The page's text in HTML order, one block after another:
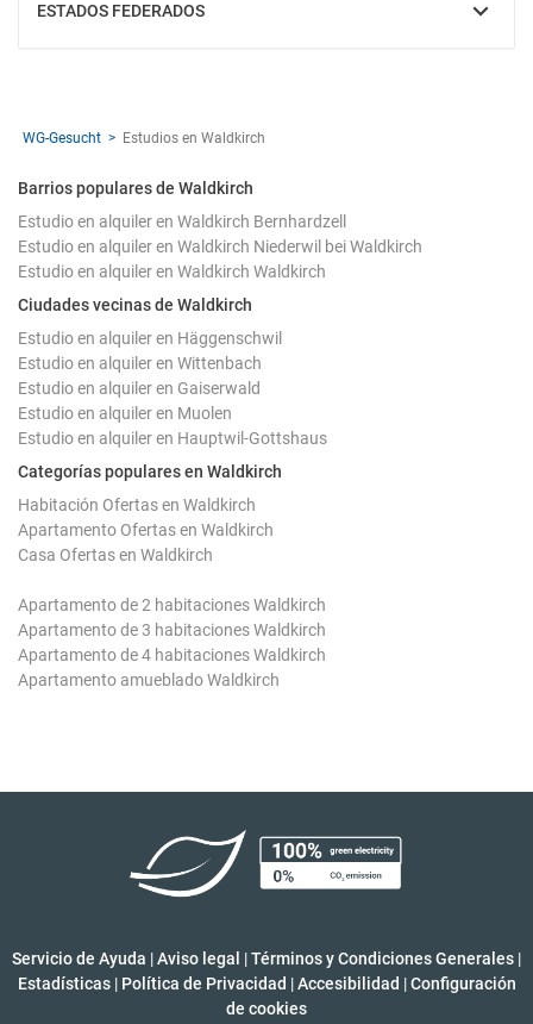
ESTADOS FEDERADOS
MOSTRAR
WG-Gesucht Estudios en Waldkirch
Barrios populares de Waldkirch
Estudio en alquiler en Waldkirch Bernhardzell
Estudio en alquiler en Waldkirch Niederwil bei Waldkirch
Estudio en alquiler en Waldkirch Waldkirch
Ciudades vecinas de Waldkirch
Estudio en alquiler en Häggenschwil
Estudio en alquiler en Wittenbach
Estudio en alquiler en Gaiserwald
Estudio en alquiler en Muolen
Estudio en alquiler en Hauptwil-Gottshaus
Categorías populares en Waldkirch
Habitación Ofertas en Waldkirch
Apartamento Ofertas en Waldkirch
Casa Ofertas en Waldkirch
Apartamento de 2 habitaciones Waldkirch
Apartamento de 3 habitaciones Waldkirch
Apartamento de 4 habitaciones Waldkirch
Apartamento amueblado Waldkirch
Servicio de Ayuda |Aviso legal |Términos y Condiciones Generales |
Estadísticas | Política de Privacidad | Accesibilidad | Configuración
de cookies